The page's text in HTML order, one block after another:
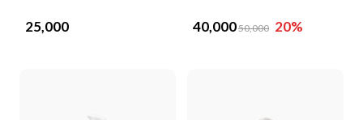
25,000 40,00050,000 20%